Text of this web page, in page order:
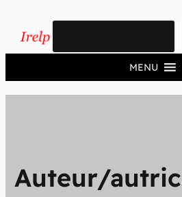
contenu
MENU
Auteur/